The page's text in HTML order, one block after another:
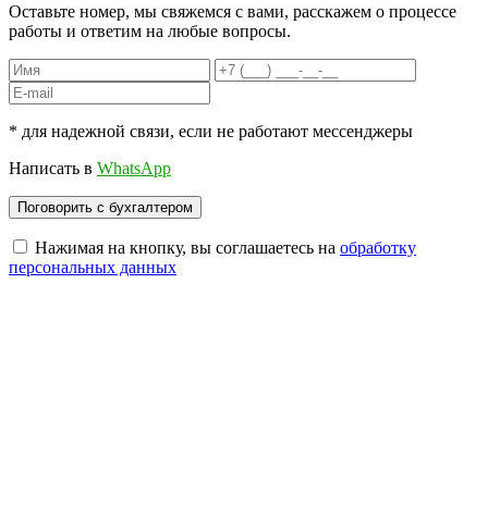
Оставьте номер, мы свяжемся с вами, расскажем о процессе
работы и ответим на любые вопросы.
* для надежной связи, если не работают мессенджеры
Написать в WhatsApp
Нажимая на кнопку, вы соглашаетесь на обработку
персональных данных